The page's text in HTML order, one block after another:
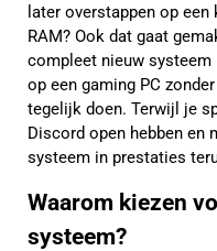
later overstappen op
RAM? Ook dat gaat
compleet nieuw systeem
op een gaming PC
tegelijk doen. Terwijl je
Discord open hebben en
systeem in prestaties
Waarom kiezen
systeem?